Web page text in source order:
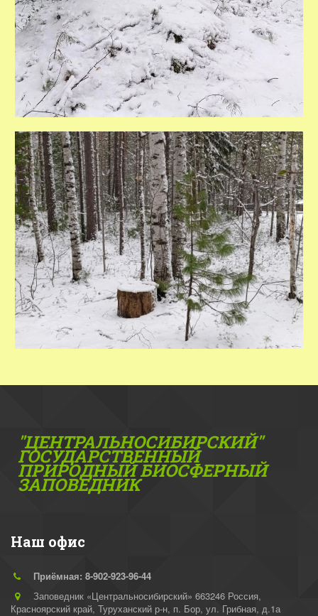
"ЦЕНТРАЛЬНОСИБИРСКИЙ"
ГОС­УДАРСТВЕННЫЙ
ПРИРОДНЫЙ БИОСФЕРНЫЙ
ЗАПОВЕДНИК
Наш офис
Приёмная: 8-902-923-96-44
Заповедник «Центральносибирский» 663246 Россия,
Красноярский край, Туруханский р-н, п. Бор, ул. Грибная, д.1а